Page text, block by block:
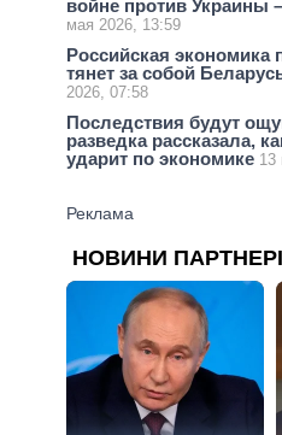
войне против Украины
мая 2026, 13:59
Российская экономика
тянет за собой
2026, 07:58
Последствия будут
разведка рассказала,
ударит по экономике 13